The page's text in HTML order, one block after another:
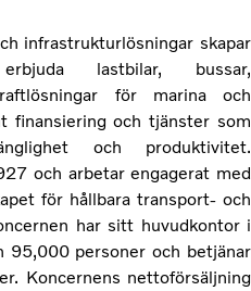
infrastrukturlösningar skapar
lastbilar, bussar,
för marina och
finansiering och tjänster som
och produktivitet.
och arbetar engagerat med
för hållbara transport- och
har sitt huvudkontor i
95,000 personer och betjänar
Koncernens nettoförsäljning